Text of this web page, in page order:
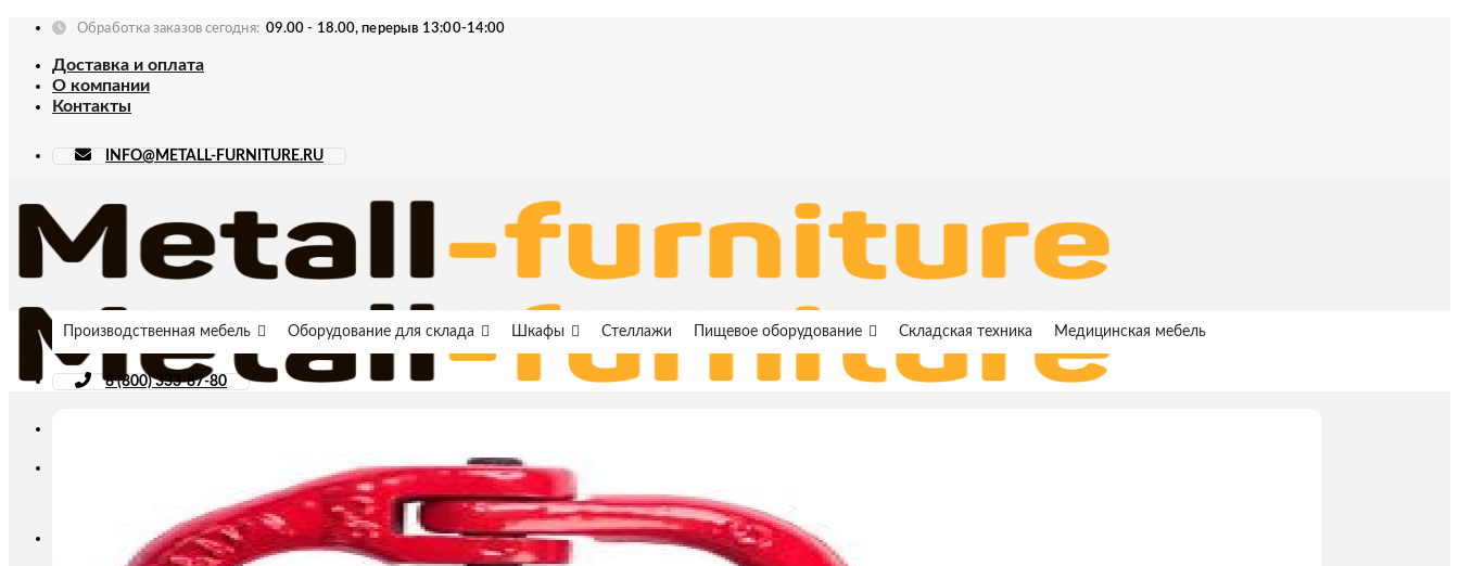
Skip
content
Обработка заказов сегодня: 09.00 - 18.00, перерыв 13:00-14:00
Доставка и оплата
О компании
Контакты
INFO@METALL-FURNITURE.RU
INFO@METALL-FURNITURE.RU
Производственная мебель Оборудование для склада Шкафы Стеллажи Пищевое оборудование Складская техника Медицинская мебель
8 (800) 333-87-80